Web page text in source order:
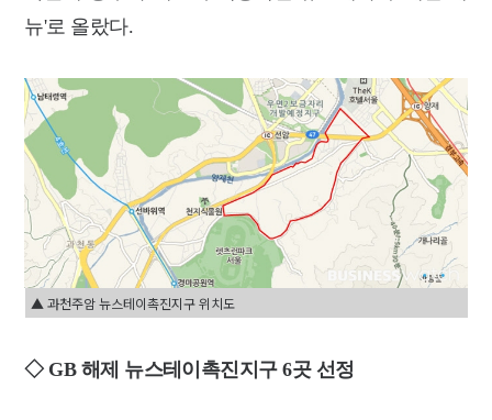
뉴'로 올랐다.
▲ 과천주암 뉴스테이촉진지구 위치도
◇ GB 해제 뉴스테이촉진지구 6곳 선정